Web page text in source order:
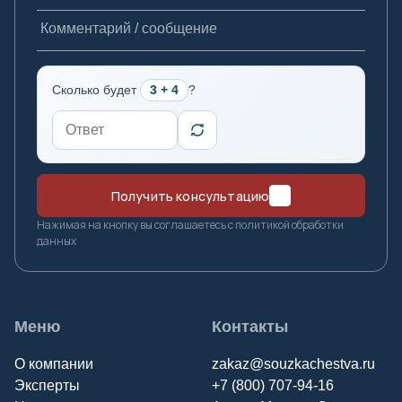
Меню
О компании
Эксперты
Контакты
zakaz@souzkachestva.ru
+7 (800) 707-94-16
Комментарий / сообщение
Сколько будет 3 + 4 ?
Получить консультацию
Нажимая на кнопку вы соглашаетесь с политикой обработки
данных
Е
Екатеринбург
Иваново
Ижевск
Иркутск
Й
Казань